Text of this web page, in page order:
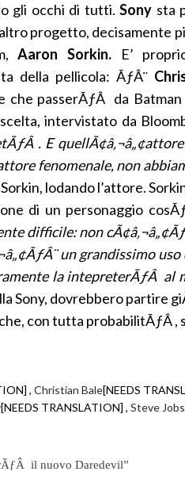
gli occhi di tutti.Sony sta
progetto, decisamente
Aaron Sorkin. E’
della pellicola: ÃƒÂ¨
che passerÃƒÂ da
intervistato da
. E
fenomenale, non
lodando l’attore.
di un personaggio
difficile: non
un grandissimo
la intepreterÃƒÂ al
Sony, dovrebbero partire
che, con tutta probabilitÃƒÂ ,
, Christian Bale[NEEDS
[NEEDS TRANSLATION] , Steve Jobs
il nuovo Daredevil”